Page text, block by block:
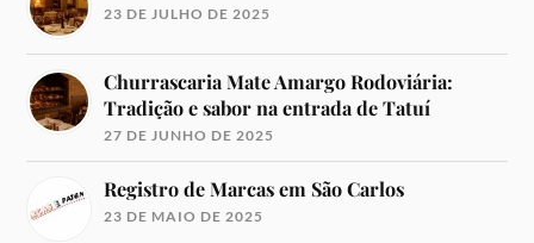
23 DE JULHO DE 2025
Churrascaria Mate Amargo Rodoviária:
Tradição e sabor na entrada de Tatuí
27 DE JUNHO DE 2025
Registro de Marcas em São Carlos
23 DE MAIO DE 2025